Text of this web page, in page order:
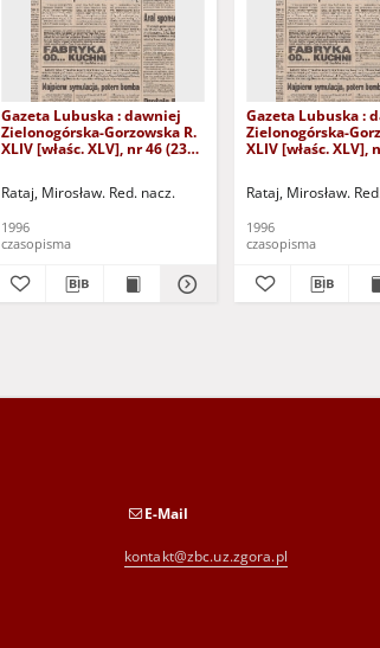
Gazeta Lubuska : dawniej
Zielonogórska-Gorzowska R.
XLIV [właśc. XLV], nr 46 (23
Rataj, Mirosław. Red. nacz.
1996
czasopisma
Gazeta Lubuska :
Zielonogórska-
XLIV [właśc. XLV],
Rataj, Mirosław.
1996
czasopisma
E-Mail
kontakt@zbc.uz.zgora.pl